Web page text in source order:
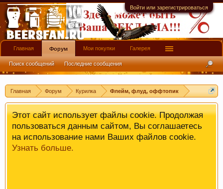
Войти или зарегистрироваться
Главная Форум Курилка Флейм, флуд, оффтопик
имеют информационной ценности! СПАСИБО
Этот сайт использует файлы cookie. Продолжая
пользоваться данным сайтом, Вы соглашаетесь
на использование нами Ваших файлов cookie.
Узнать больше.
Главная Форум
Поиск сообщений Последние сообщения
Мои покупки Галерея